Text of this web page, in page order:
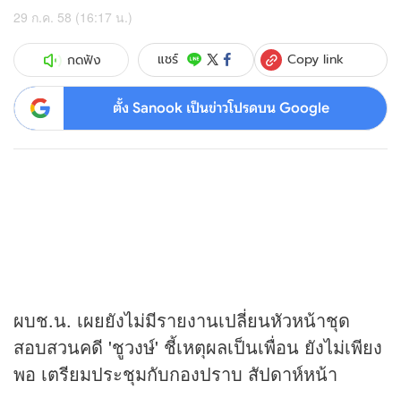
29 ก.ค. 58 (16:17 น.)
กดฟัง แชร์ Copy link
ตั้ง Sanook เป็นข่าวโปรดบน Google
ผบช.น. เผยยังไม่มีรายงานเปลี่ยนหัวหน้าชุด
สอบสวนคดี 'ชูวงษ์' ชี้เหตุผลเป็นเพื่อน ยังไม่เพียง
พอ เตรียมประชุมกับกองปราบ สัปดาห์หน้า